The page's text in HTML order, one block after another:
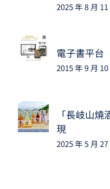
2025 年 8 月 11
電子書平台
2015 年 9 月 10
「長岐山
現
2025 年 5 月 27